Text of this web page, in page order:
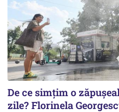
De ce simțim o
zile? Florinela